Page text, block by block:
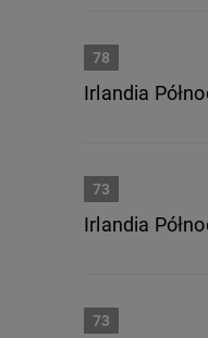
78
Irlandia
73
Irlandia
73